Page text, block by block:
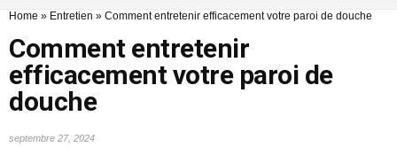
Home » Entretien » Comment entretenir efficacement votre paroi de douche
Comment entretenir
efficacement votre paroi de
douche
septembre 27, 2024